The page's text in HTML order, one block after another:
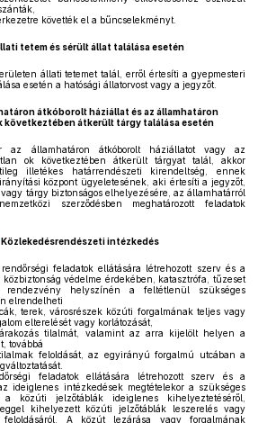
követték el a bűncselekményt.
tetem és sérült állat találása esetén
állati tetemet talál, erről értesíti a gyepmesteri
esetén a hatósági állatorvost vagy a jegyzőt.
átkóborolt háziállat és az államhatáron
átkerült tárgy találása esetén
az államhatáron átkóborolt háziállatot vagy az
ok következtében átkerült tárgyat talál, akkor
illetékes határrendészeti kirendeltség, ennek
központ ügyeletesének, aki értesíti a jegyzőt,
tárgy biztonságos elhelyezésére, az államhatárról
szerződésben meghatározott feladatok
intézkedés
feladatok ellátására létrehozott szerv és a
védelme érdekében, katasztrófa, tűzeset
rendezvény helyszínén a feltétlenül szükséges
elrendelheti
terek, városrészek közúti forgalmának teljes vagy
elterelését vagy korlátozását,
tilalmát, valamint az arra kijelölt helyen a
továbbá
feloldását, az egyirányú forgalmú utcában a
feladatok ellátására létrehozott szerv és a
ideiglenes intézkedések megtételekor a szükséges
a közúti jelzőtáblák ideiglenes kihelyeztetéséről,
kihelyezett közúti jelzőtáblák leszerelés vagy
A közút lezárása vagy forgalmának